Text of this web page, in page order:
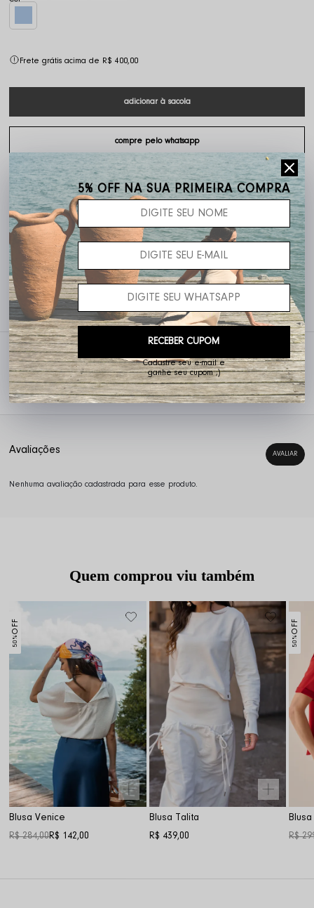
Frete grátis acima de R$ 400,00
Não sei o meu CEP
5% OFF pagando no PIX
Descrição completa
Código identificador (SKU):40054
Calça Jeans skinny
Nenhuma avaliação cadastrada para esse produto.
Quem comprou viu também
50%
OFF
Blusa Venice
R$ 284,00R$ 142,00
Blusa Talita
R$ 439,00
50%
OFF
R$
5% OFF NA SUA PRIMEIRA COMPRA
Cadastre seu e-mail e
ganhe seu cupom ;)
RECEBER CUPOM